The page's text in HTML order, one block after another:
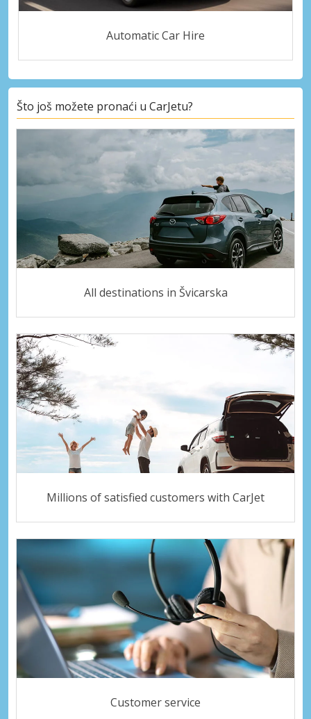
Automatic Car Hire
Što još možete pronaći u CarJetu?
All destinations in Švicarska
Millions of satisfied customers with CarJet
Customer service